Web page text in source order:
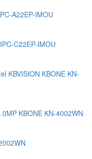
A22EP-IMOU
C22EP-IMOU
KBVISION KBONE KN-
KBONE KN-4002WN